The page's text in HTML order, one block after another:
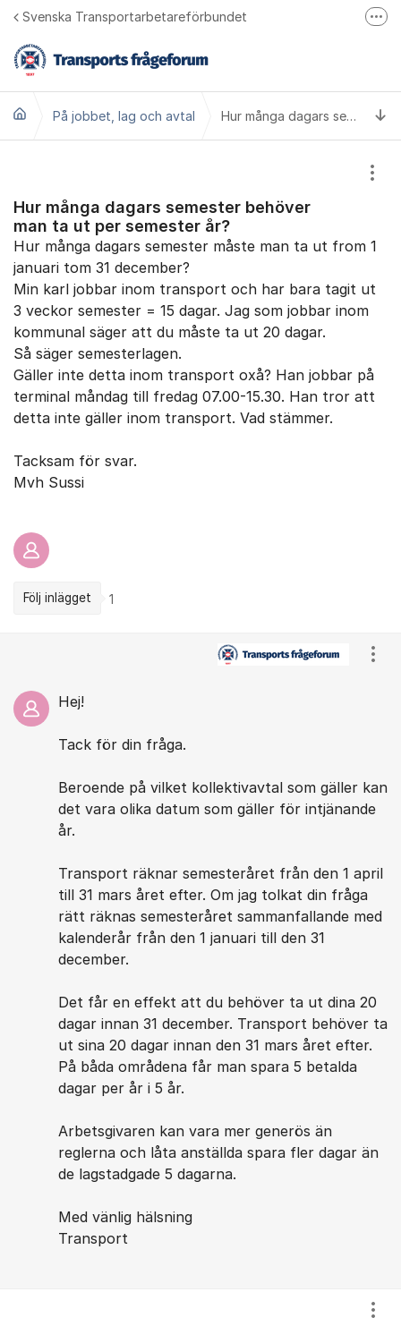
Hoppa till innehåll
Svenska Transportarbetareförbundet
Transport på Facebook
På jobbet, lag och avtal Hur många dagars semester behöver man ta ut per semester år?
Hur många dagars semester behöver
man ta ut per semester år?
Hur många dagars semester måste man ta ut from 1
januari tom 31 december?
Min karl jobbar inom transport och har bara tagit ut
3 veckor semester = 15 dagar. Jag som jobbar inom
kommunal säger att du måste ta ut 20 dagar.
Så säger semesterlagen.
Gäller inte detta inom transport oxå? Han jobbar på
terminal måndag till fredag 07.00-15.30. Han tror att
detta inte gäller inom transport. Vad stämmer.
Tacksam för svar.
Mvh Sussi
Följ inlägget 1
Hej!
Tack för din fråga.
Beroende på vilket kollektivavtal som gäller kan
det vara olika datum som gäller för intjänande
år.
Transport räknar semesteråret från den 1 april
till 31 mars året efter. Om jag tolkat din fråga
rätt räknas semesteråret sammanfallande med
kalenderår från den 1 januari till den 31
december.
Det får en effekt att du behöver ta ut dina 20
dagar innan 31 december. Transport behöver ta
ut sina 20 dagar innan den 31 mars året efter.
På båda områdena får man spara 5 betalda
dagar per år i 5 år.
Arbetsgivaren kan vara mer generös än
reglerna och låta anställda spara fler dagar än
de lagstadgade 5 dagarna.
Med vänlig hälsning
Transport